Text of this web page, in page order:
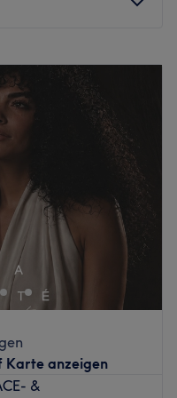
Geschlossen
Geschlossen
19:00
14:00
ganz besonderen Seite
im Herzen
Methoden und
wenn du das
Wenn du magst,
deinen persönlichen
buchen – online oder
Karte anzeigen
&